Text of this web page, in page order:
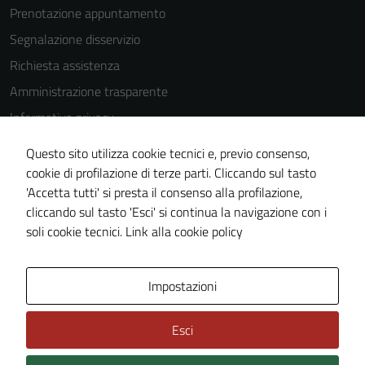
Prenotazione appuntamento
Segnalazione disservizio
Richiesta assistenza
Amministrazione trasparente
Informativa privacy
Cookie Policy
Note legali
Dichiarazione di accessibilità
Piano di miglioramento del sito
Questo sito utilizza cookie tecnici e, previo consenso,
cookie di profilazione di terze parti. Cliccando sul tasto
'Accetta tutti' si presta il consenso alla profilazione,
cliccando sul tasto 'Esci' si continua la navigazione con i
soli cookie tecnici. Link alla cookie policy
Impostazioni
Esci